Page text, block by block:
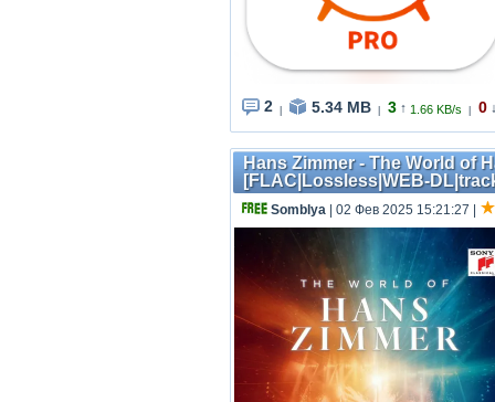
2 5.34 MB 3 ↑ 1.66 KB/s 0
Hans Zimmer - The World of
[FLAC|Lossless|WEB-
Somblya | 02 Фев 2025 15:21:27